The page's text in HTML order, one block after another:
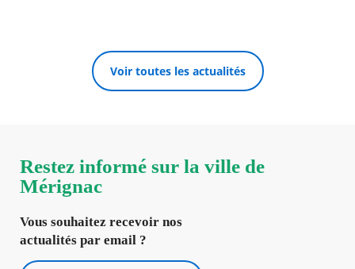
Voir toutes les actualités
Restez informé sur la ville de
Mérignac
Vous souhaitez recevoir nos
actualités par email ?